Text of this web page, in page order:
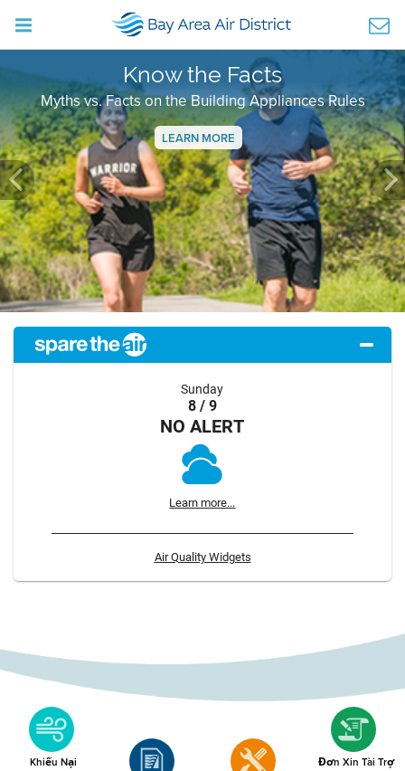
Know the Facts
Myths vs. Facts on the Building Appliances Rules
LEARN MORE
Previous
Sunday
8 / 9
NO ALERT
Learn more...
Air Quality Widgets
Khiếu Nại Đơn Xin Tài Trợ